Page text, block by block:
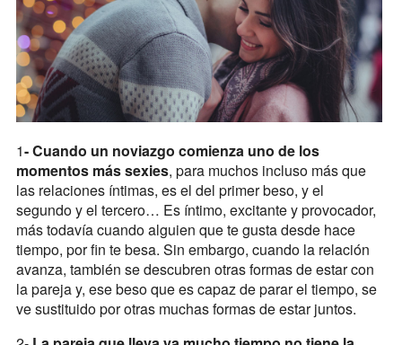
1- Cuando un noviazgo comienza uno de los
momentos más sexies, para muchos incluso más que
las relaciones íntimas, es el del primer beso, y el
segundo y el tercero… Es íntimo, excitante y provocador,
más todavía cuando alguien que te gusta desde hace
tiempo, por fin te besa. Sin embargo, cuando la relación
avanza, también se descubren otras formas de estar con
la pareja y, ese beso que es capaz de parar el tiempo, se
ve sustituido por otras muchas formas de estar juntos.